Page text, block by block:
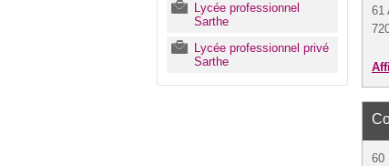
Lycée professionnel
Sarthe
Lycée professionnel privé
Sarthe
61
60